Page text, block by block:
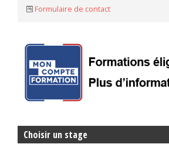
Formulaire de contact
Choisir un stage